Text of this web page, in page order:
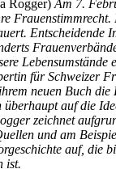
Rogger) Am 7.
Entscheidende
Lebensumstände
für Schweizer
neuen Buch die
überhaupt auf die
zeichnet
und am
auf, die
ist.